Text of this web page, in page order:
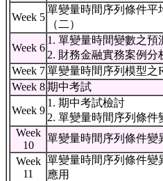
Week 5
單變量時間序列條件
（二）
Week 6
1. 單變量時間變數之預
2. 財務金融實務案例分
Week 7 單變量時間序列模型之
Week 8 期中考試
Week 9
1. 期中考試檢討
2. 單變量時間序列條件
Week
10
單變量時間序列條件變
Week
11
單變量時間序列條件變
應用